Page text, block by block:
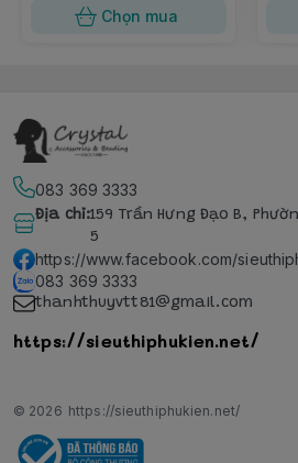
Chọn mua
083 369 3333
Địa chỉ:159 Trần Hưng Đạo B,
5
https://www.facebook.com/
083 369 3333
thanhthuyvtt81@gmail.com
https://sieuthiphukien.net/
© 2026 https://sieuthiphukien.net/